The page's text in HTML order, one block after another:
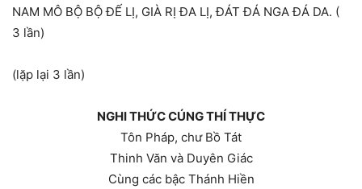
NAM MÔ BỘ BỘ ĐẾ LỊ, GIÀ RỊ ĐA LỊ, ĐÁT ĐÁ NGA ĐÁ DA. (
3 lần)
(lặp lại 3 lần)
NGHI THỨC CÚNG THÍ THỰC
Tôn Pháp, chư Bồ Tát
Thinh Văn và Duyên Giác
Cùng các bậc Thánh Hiền